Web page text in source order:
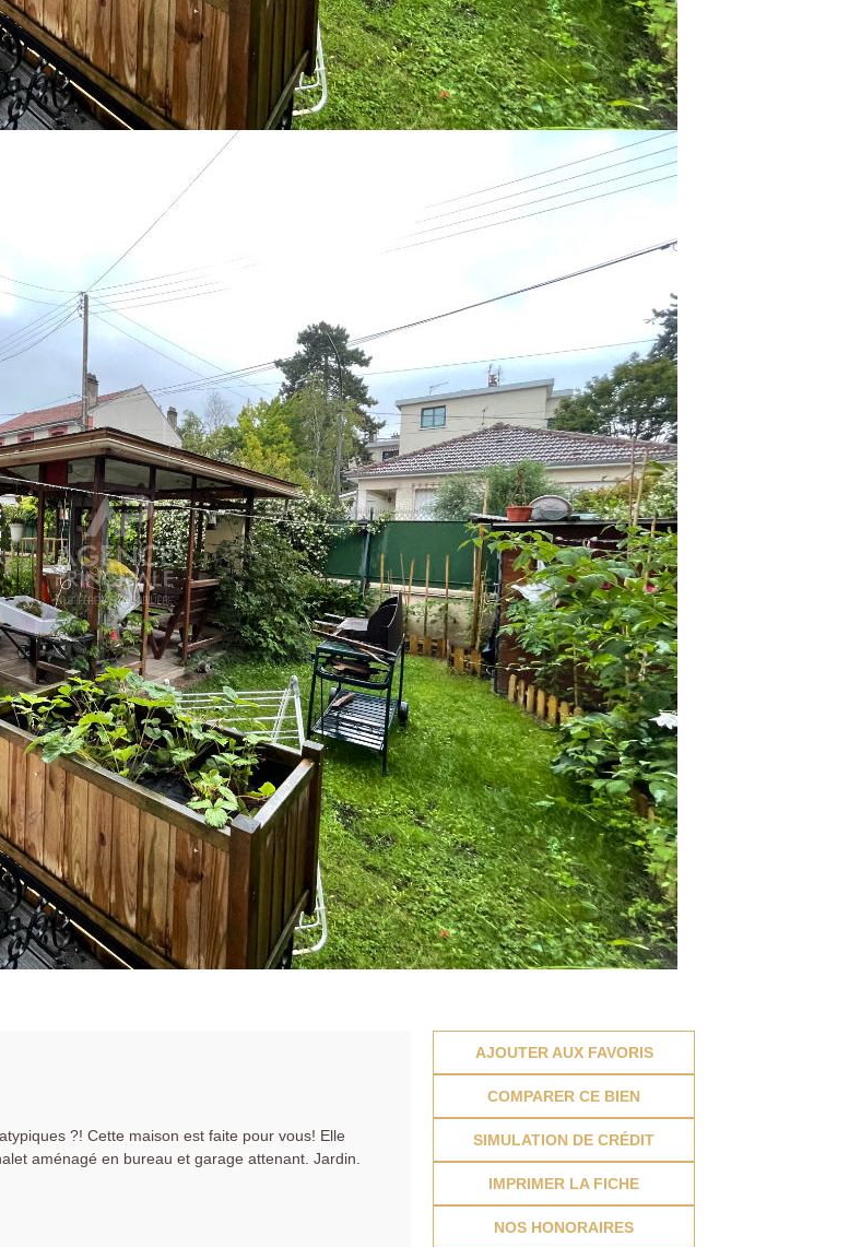
?! Cette maison est faite pour vous! Elle
aménagé en bureau et garage attenant. Jardin.
AJOUTER AUX FAVORIS
COMPARER CE BIEN
SIMULATION DE CRÉDIT
IMPRIMER LA FICHE
NOS HONORAIRES